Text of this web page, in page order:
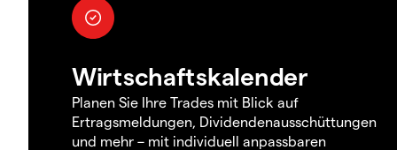
Wirtschaftskalender
Planen Sie Ihre Trades mit Blick auf
Ertragsmeldungen, Dividendenausschüttungen
und mehr – mit individuell anpassbaren